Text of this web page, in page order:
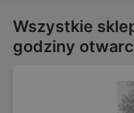
Wszystkie
godziny